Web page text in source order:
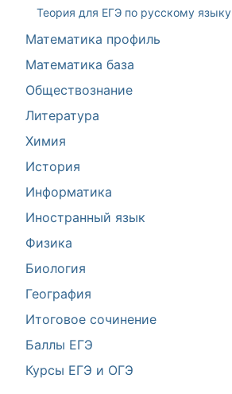
Теория для ЕГЭ по русскому языку
Математика профиль
Математика база
Обществознание
Литература
Химия
История
Информатика
Иностранный язык
Физика
Биология
География
Итоговое сочинение
Баллы ЕГЭ
Курсы ЕГЭ и ОГЭ